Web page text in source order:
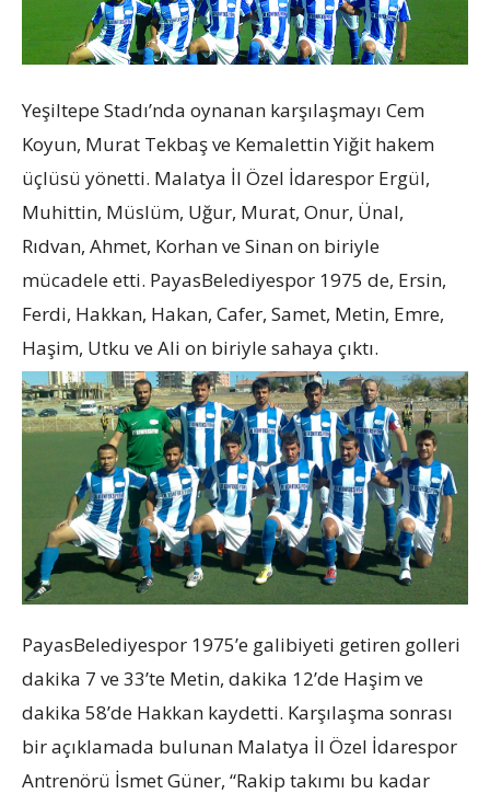
Yeşiltepe Stadı’nda oynanan karşılaşmayı Cem
Koyun, Murat Tekbaş ve Kemalettin Yiğit hakem
üçlüsü yönetti. Malatya İl Özel İdarespor Ergül,
Muhittin, Müslüm, Uğur, Murat, Onur, Ünal,
Rıdvan, Ahmet, Korhan ve Sinan on biriyle
mücadele etti. PayasBelediyespor 1975 de, Ersin,
Ferdi, Hakkan, Hakan, Cafer, Samet, Metin, Emre,
Haşim, Utku ve Ali on biriyle sahaya çıktı.
PayasBelediyespor 1975’e galibiyeti getiren golleri
dakika 7 ve 33’te Metin, dakika 12’de Haşim ve
dakika 58’de Hakkan kaydetti. Karşılaşma sonrası
bir açıklamada bulunan Malatya İl Özel İdarespor
Antrenörü İsmet Güner, “Rakip takımı bu kadar